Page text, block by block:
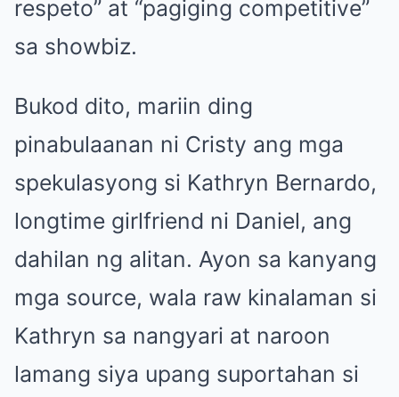
respeto” at “pagiging competitive”
sa showbiz.
Bukod dito, mariin ding
pinabulaanan ni Cristy ang mga
spekulasyong si Kathryn Bernardo,
longtime girlfriend ni Daniel, ang
dahilan ng alitan. Ayon sa kanyang
mga source, wala raw kinalaman si
Kathryn sa nangyari at naroon
lamang siya upang suportahan si